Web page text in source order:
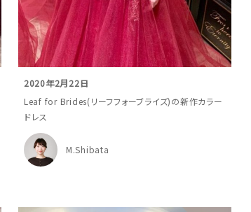
2020年2月22日
Leaf for Brides(リーフフォーブライズ)の新作カラー
ドレス
M.Shibata